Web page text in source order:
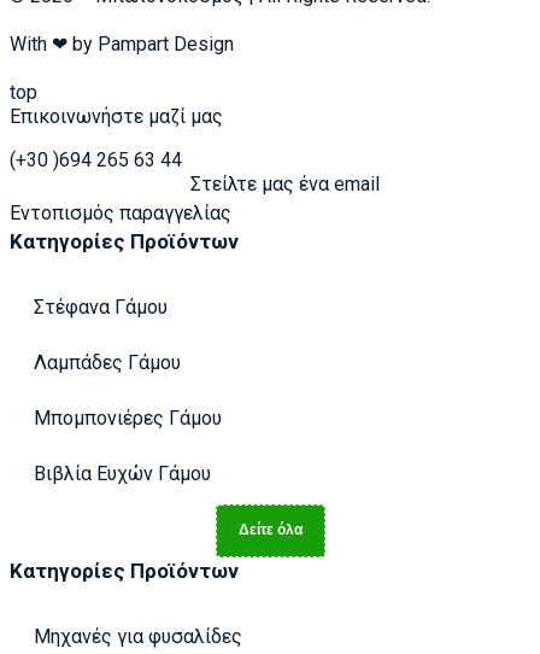
With ❤ by Pampart Design
top
Επικοινωνήστε μαζί μας
(+30 )694 265 63 44
Στείλτε μας ένα email
Εντοπισμός παραγγελίας
Κατηγορίες Προϊόντων
Στέφανα Γάμου
Λαμπάδες Γάμου
Μπομπονιέρες Γάμου
Βιβλία Ευχών Γάμου
Δείτε όλα
Κατηγορίες Προϊόντων
Μηχανές για φυσαλίδες